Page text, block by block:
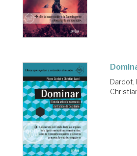
Dardot,